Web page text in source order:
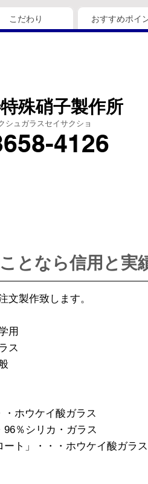
こだわり おすすめポイ
殊硝子製作所
シュガラスセイサクショ
4126
となら信用と実
文製作致します。
用
ス
ホウケイ酸ガラス
％シリカ・ガラス
ト」・・・ホウケイ酸ガラス